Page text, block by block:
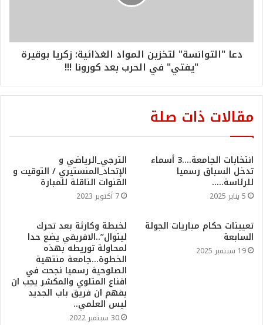
دعا "التوانسة" لتخزين المواد الغذائية: زكريا بوقيرة
"يفتي" في الحرب بعد كورونا !!!
مقالات ذات صلة
انتخابات الجامعة….3 أسماء
تدخل السباق رسميا
للرئاسة…..
5 يناير 2025
الترجي_الرياضي و
الإتحاد_المنستيري / التوقيت و
القنوات الناقلة للمبارة
7 أكتوبر 2023
تعيينات حكام مباريات الجولة
السابعة
19 سبتمبر 2025
لخبطة وكارثة بعد تحرك
ليتوال”..الافريقي يضع حدا
لمحاولة توريطه بهذه
الخطوة…جامعة منتهية
الصلوحية رسميا نجحت في
اقناع المتلوي والمكشر يجب ان
يفهم ان فريق باب الجديد
ليس العلمي..
30 سبتمبر 2022